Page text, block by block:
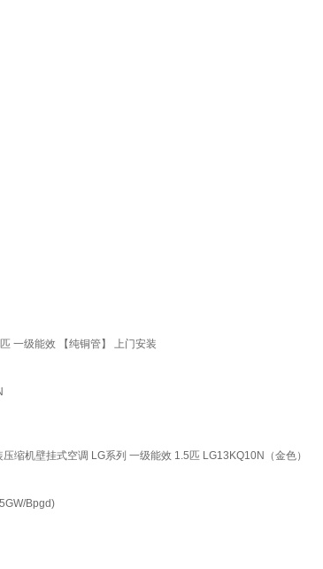
一级能效 【纯铜管】 上门安装
缩机壁挂式空调 LG系列 一级能效 1.5匹 LG13KQ10N（金色）
Bpgd)